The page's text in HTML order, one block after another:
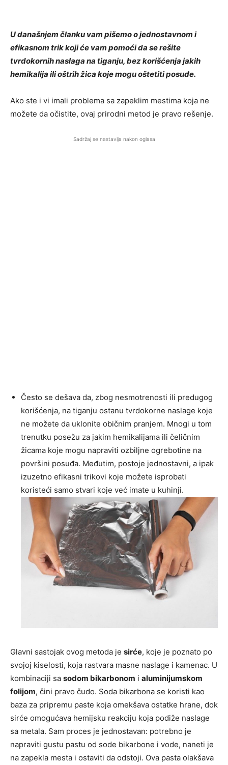
U današnjem članku vam pišemo o jednostavnom i
efikasnom trik koji će vam pomoći da se rešite
tvrdokornih naslaga na tiganju, bez korišćenja jakih
hemikalija ili oštrih žica koje mogu oštetiti posuđe.
Ako ste i vi imali problema sa zapeklim mestima koja ne
možete da očistite, ovaj prirodni metod je pravo rešenje.
Sadržaj se nastavlja nakon oglasa
Često se dešava da, zbog nesmotrenosti ili predugog
korišćenja, na tiganju ostanu tvrdokorne naslage koje
ne možete da uklonite običnim pranjem. Mnogi u tom
trenutku posežu za jakim hemikalijama ili čeličnim
žicama koje mogu napraviti ozbiljne ogrebotine na
površini posuđa. Međutim, postoje jednostavni, a ipak
izuzetno efikasni trikovi koje možete isprobati
koristeći samo stvari koje već imate u kuhinji.
Glavni sastojak ovog metoda je sirće, koje je poznato po
svojoj kiselosti, koja rastvara masne naslage i kamenac. U
kombinaciji sa sodom bikarbonom i aluminijumskom
folijom, čini pravo čudo. Soda bikarbona se koristi kao
baza za pripremu paste koja omekšava ostatke hrane, dok
sirće omogućava hemijsku reakciju koja podiže naslage
sa metala. Sam proces je jednostavan: potrebno je
napraviti gustu pastu od sode bikarbone i vode, naneti je
na zapekla mesta i ostaviti da odstoji. Ova pasta olakšava